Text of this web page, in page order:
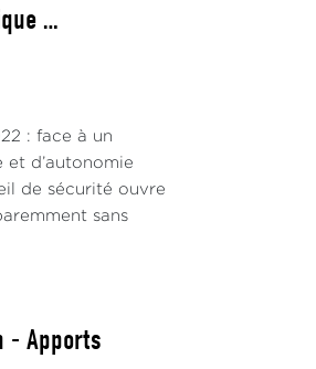
…
: face à un
et d’autonomie
de sécurité ouvre
sans
- Apports